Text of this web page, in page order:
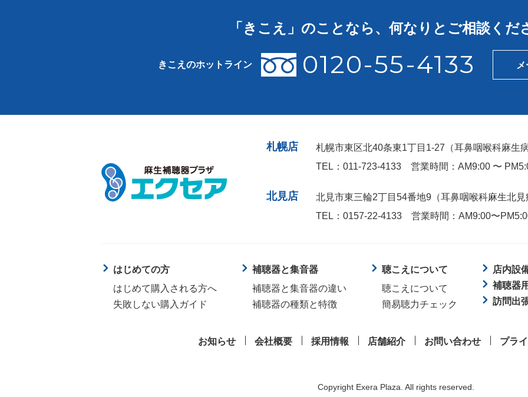
「きこえ」のことなら、何なりとご相談くだ
きこえのホットライン 0120-55-4133
札幌店 札幌市東区北40条東1丁目1-27 （耳鼻咽喉科麻生
TEL：011-723-4133 営業時間：AM9:00 〜
北見店 北見市東三輪2丁目54番地9 （耳鼻咽喉科麻生北
TEL：0157-22-4133 営業時間：AM9:00〜
はじめての方
はじめて購入される方へ
失敗しない購入ガイド
補聴器と集音器
補聴器と集音器の違い
補聴器の種類と特徴
聴こえについて
聴こえについて
簡易聴力チェック
店内設
補聴器
訪問出
お知らせ 会社概要 採用情報 店舗紹介 お問い合わせ プラ
Copyright Exera Plaza. All rights reserved.